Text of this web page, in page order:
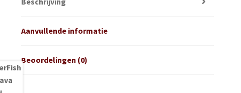
Aanvullende informatie
Beoordelingen (0)